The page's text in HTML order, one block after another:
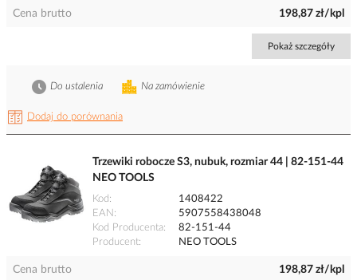
Cena brutto 198,87 zł/kpl
Pokaż szczegóły
Dodaj do porównania
Na zamówienie
Do ustalenia
Trzewiki robocze S3, nubuk, rozmiar 44 | 82-151-44
NEO TOOLS
Kod
1408422
EAN
5907558438048
Kod Producenta
82-151-44
Producent
NEO TOOLS
Cena brutto 198,87 zł/kpl